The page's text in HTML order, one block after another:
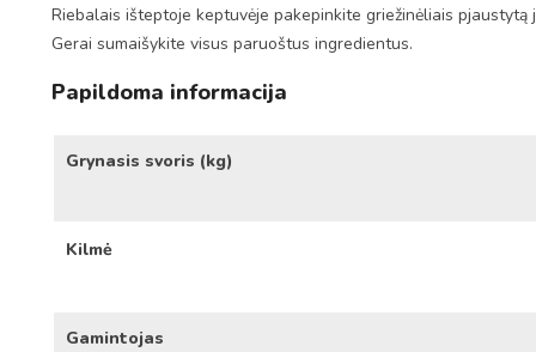
Riebalais išteptoje keptuvėje pakepinkite griežinėliais
Gerai sumaišykite visus paruoštus ingredientus.
Papildoma informacija
Grynasis svoris (kg)
Kilmė
Gamintojas